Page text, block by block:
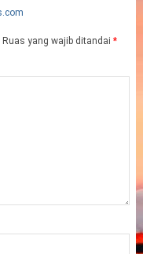
Ruas yang wajib ditandai *